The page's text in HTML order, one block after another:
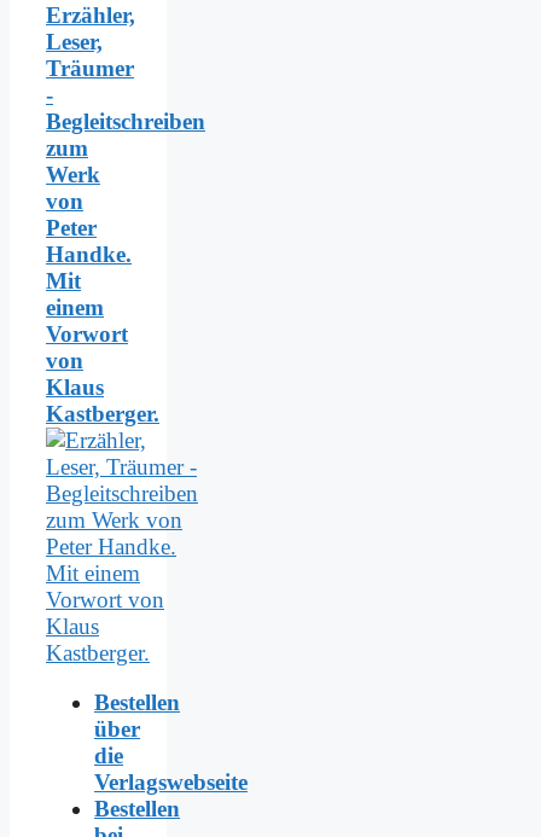
Erzähler,
Leser,
Träumer
-
Begleitschreiben
zum
Werk
von
Peter
Handke.
Mit
einem
Vorwort
von
Klaus
Kastberger.
Bestellen
über
die
Verlagswebseite
Bestellen